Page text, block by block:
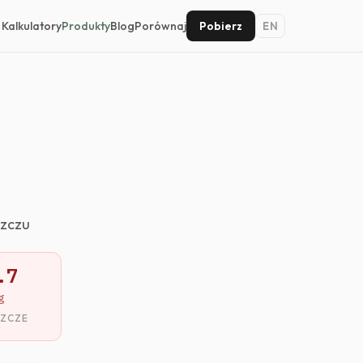
KalkulatoryProduktyBlogPorównaj Pobierz EN